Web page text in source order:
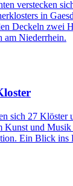
verstecken
in
Deckeln zwei
am Niederrhein.
sich 27 Klöster
Kunst und Musik
Ein Blick ins